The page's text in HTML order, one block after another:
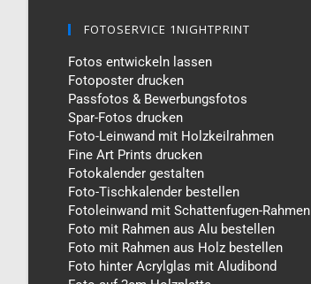
FOTOSERVICE 1NIGHTPRINT
Fotos entwickeln lassen
Fotoposter drucken
Passfotos & Bewerbungsfotos
Spar-Fotos drucken
Foto-Leinwand mit Holzkeilrahmen
Fine Art Prints drucken
Fotokalender gestalten
Foto-Tischkalender bestellen
Fotoleinwand mit Schattenfugen-Rahmen
Foto mit Rahmen aus Alu bestellen
Foto mit Rahmen aus Holz bestellen
Foto hinter Acrylglas mit Aludibond